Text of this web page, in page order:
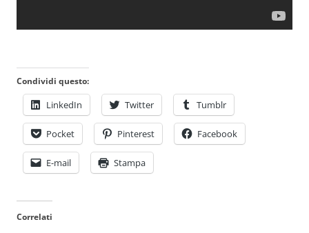
Condividi questo:
LinkedIn Twitter Tumblr
Pocket Pinterest Facebook
E-mail Stampa
Correlati